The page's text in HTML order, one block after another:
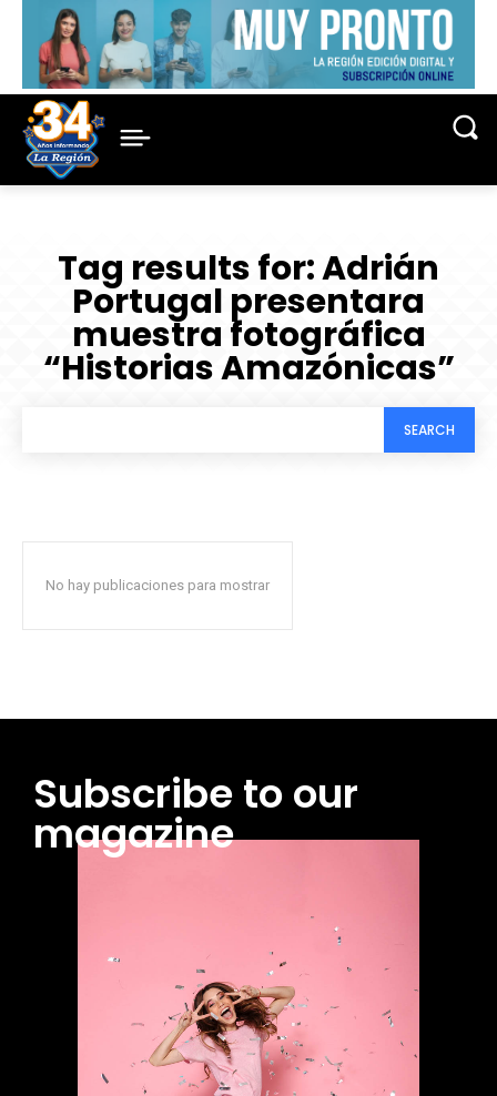
Tag results for:Adrián
Portugal presentara
muestra fotográfica
“Historias Amazónicas”
SEARCH
No hay publicaciones para mostrar
Subscribe to our
magazine